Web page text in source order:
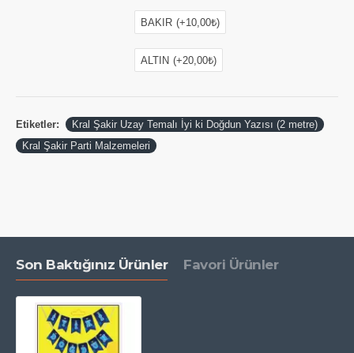
BAKIR (+10,00₺)
ALTIN (+20,00₺)
Etiketler:
Kral Şakir Uzay Temalı İyi ki Doğdun Yazısı (2 metre)
Kral Şakir Parti Malzemeleri
Son Baktığınız Ürünler Favori Ürünler